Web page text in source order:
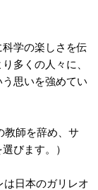
学の楽しさを伝
多くの人々に、
思いを強めてい
師を辞め、 サ
びます。）
日本のガリレオ